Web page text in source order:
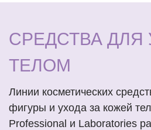
СРЕДСТВА ДЛЯ
ТЕЛОМ
Линии косметических
фигуры и ухода за кожей
Professional и Laboratories